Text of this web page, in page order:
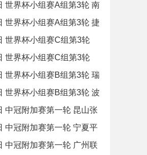
世界杯小组赛A组第3轮 南
世界杯小组赛A组第3轮 捷
像
世界杯小组赛C组第3轮
录像
世界杯小组赛C组第3轮
录像
世界杯小组赛B组第3轮 瑞
像
世界杯小组赛B组第3轮 波
像
中冠附加赛第一轮 昆山张
新锐 全场录像
中冠附加赛第一轮 宁夏平
电碳 全场录像
中冠附加赛第一轮 广州联